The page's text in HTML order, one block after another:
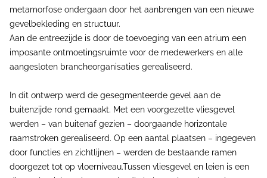
metamorfose ondergaan door het aanbrengen van een nieuwe
gevelbekleding en structuur.
Aan de entreezijde is door de toevoeging van een atrium een
imposante ontmoetingsruimte voor de medewerkers en alle
aangesloten brancheorganisaties gerealiseerd.
In dit ontwerp werd de gesegmenteerde gevel aan de
buitenzijde rond gemaakt. Met een voorgezette vliesgevel
werden – van buitenaf gezien – doorgaande horizontale
raamstroken gerealiseerd. Op een aantal plaatsen – ingegeven
door functies en zichtlijnen – werden de bestaande ramen
doorgezet tot op vloerniveau.Tussen vliesgevel en leien is een